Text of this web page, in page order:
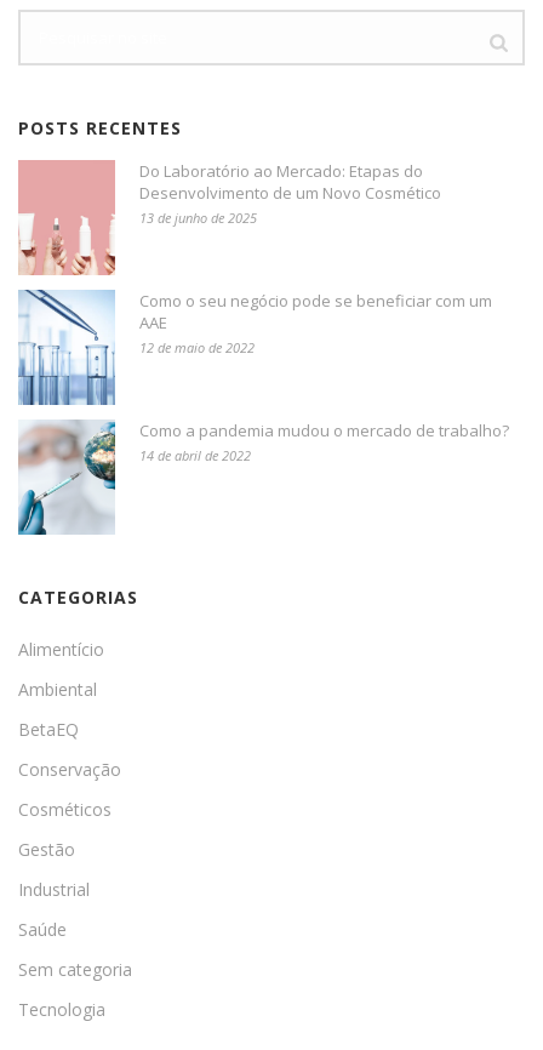
POSTS RECENTES
Do Laboratório ao Mercado: Etapas do
Desenvolvimento de um Novo Cosmético
13 de junho de 2025
Como o seu negócio pode se beneficiar com um
AAE
12 de maio de 2022
Como a pandemia mudou o mercado de trabalho?
14 de abril de 2022
CATEGORIAS
Alimentício
Ambiental
BetaEQ
Conservação
Cosméticos
Gestão
Industrial
Saúde
Sem categoria
Tecnologia